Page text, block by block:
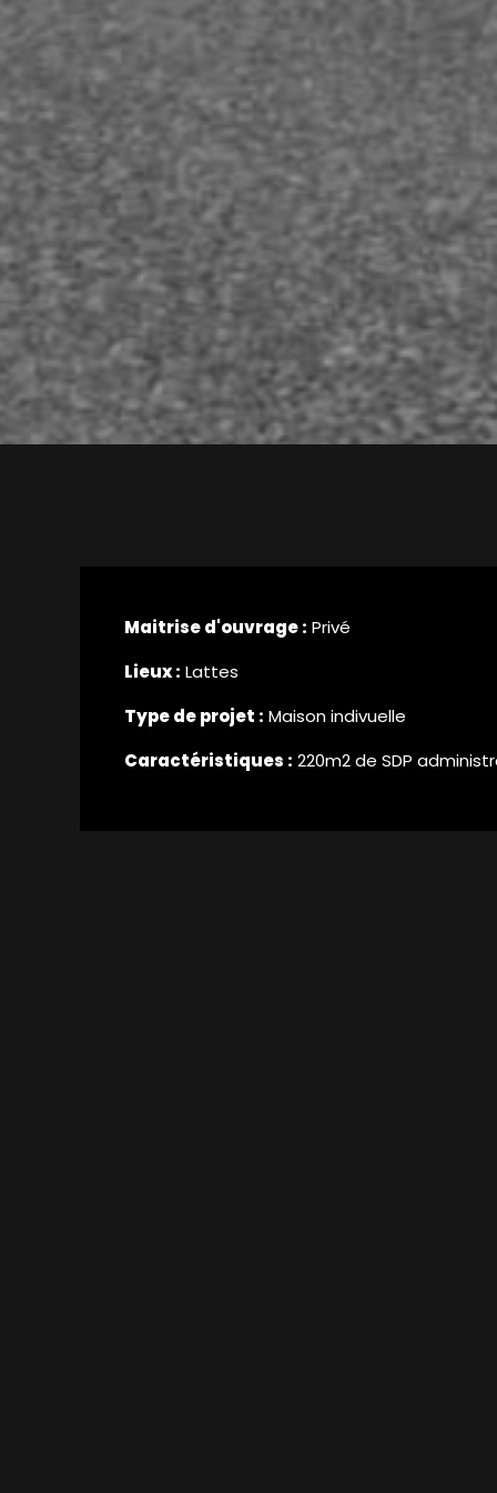
Maitrise d'ouvrage : Privé
Lieux : Lattes
Type de projet : Maison indivuelle
Caractéristiques : 220m2 de SDP